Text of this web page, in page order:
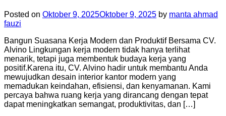
Posted on Oktober 9, 2025Oktober 9, 2025 by manta ahmad
fauzi
Bangun Suasana Kerja Modern dan Produktif Bersama CV.
Alvino Lingkungan kerja modern tidak hanya terlihat
menarik, tetapi juga membentuk budaya kerja yang
positif.Karena itu, CV. Alvino hadir untuk membantu Anda
mewujudkan desain interior kantor modern yang
memadukan keindahan, efisiensi, dan kenyamanan. Kami
percaya bahwa ruang kerja yang dirancang dengan tepat
dapat meningkatkan semangat, produktivitas, dan […]